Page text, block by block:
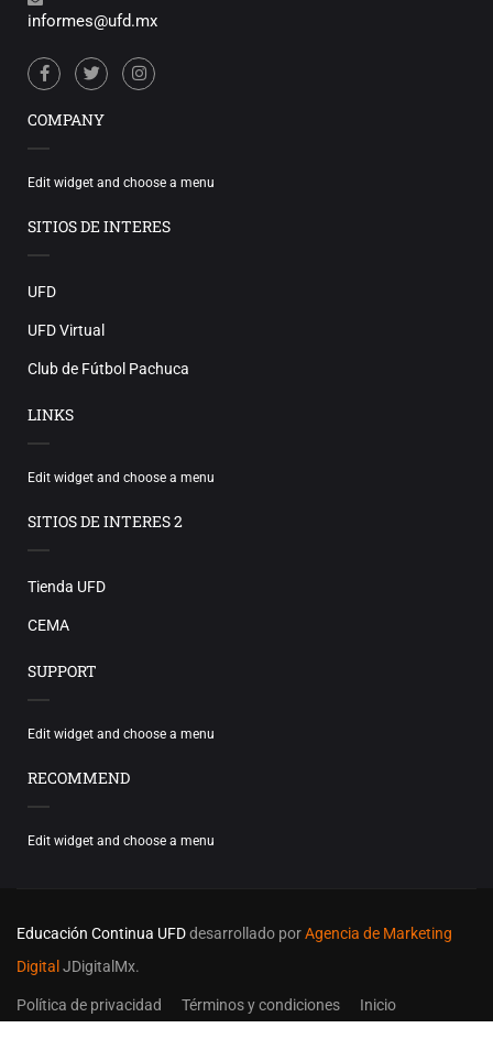
informes@ufd.mx
COMPANY
Edit widget and choose a menu
SITIOS DE INTERES
UFD
UFD Virtual
Club de Fútbol Pachuca
LINKS
Edit widget and choose a menu
SITIOS DE INTERES 2
Tienda UFD
CEMA
SUPPORT
Edit widget and choose a menu
RECOMMEND
Edit widget and choose a menu
Educación Continua UFDdesarrollado porAgencia de Marketing
Digital JDigitalMx.
Política de privacidad Términos y condiciones Inicio